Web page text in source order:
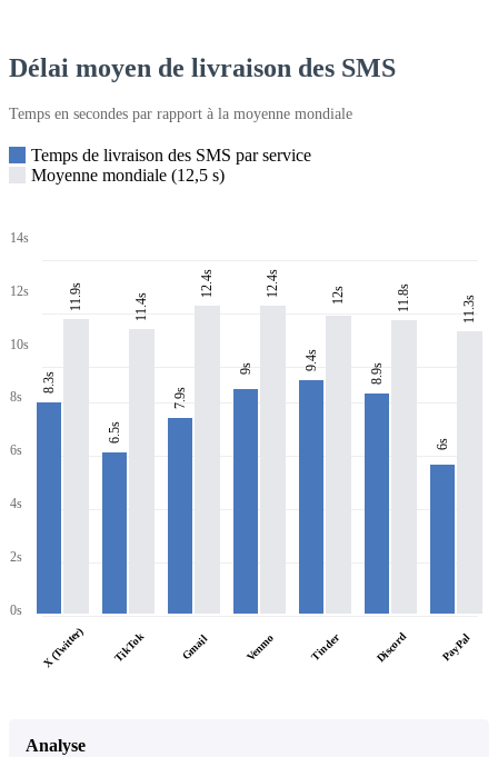
Délai moyen de livraison des SMS
Temps en secondes par rapport à la moyenne mondiale
Temps de livraison des SMS par service
Moyenne mondiale (12,5 s)
14s
12s
10s
8s
6s
4s
2s
0s
8.3s
11.9s
X (Twitter)
6.5s
11.4s
TikTok
7.9s
12.4s
Gmail
9s
12.4s
Venmo
9.4s
12s
Tinder
8.9s
11.8s
Discord
6s
11.3s
PayPal
Analyse